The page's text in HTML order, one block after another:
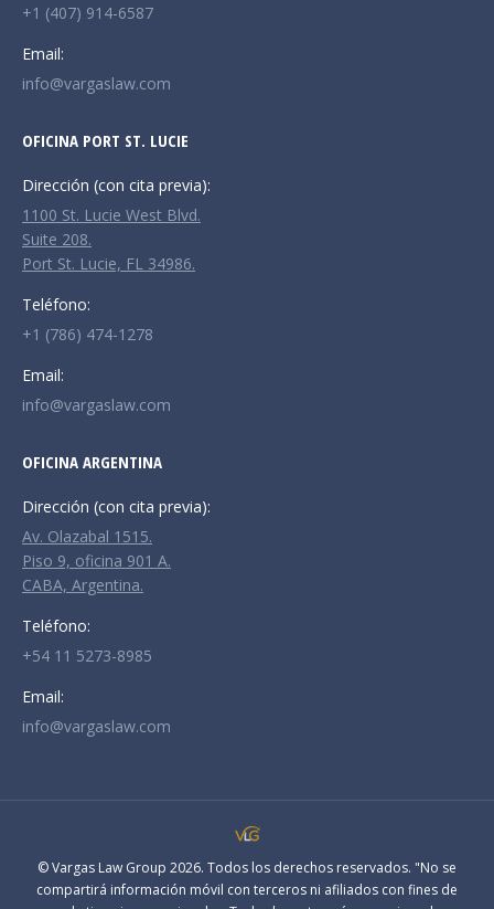
+1 (407) 914-6587
Email:
info@vargaslaw.com
OFICINA PORT ST. LUCIE
Dirección (con cita previa):
1100 St. Lucie West Blvd.
Suite 208.
Port St. Lucie, FL 34986.
Teléfono:
+1 (786) 474-1278
Email:
info@vargaslaw.com
OFICINA ARGENTINA
Dirección (con cita previa):
Av. Olazabal 1515.
Piso 9, oficina 901 A.
CABA, Argentina.
Teléfono:
+54 11 5273-8985
Email:
info@vargaslaw.com
© Vargas Law Group 2026. Todos los derechos reservados. "No se
compartirá información móvil con terceros ni afiliados con fines de